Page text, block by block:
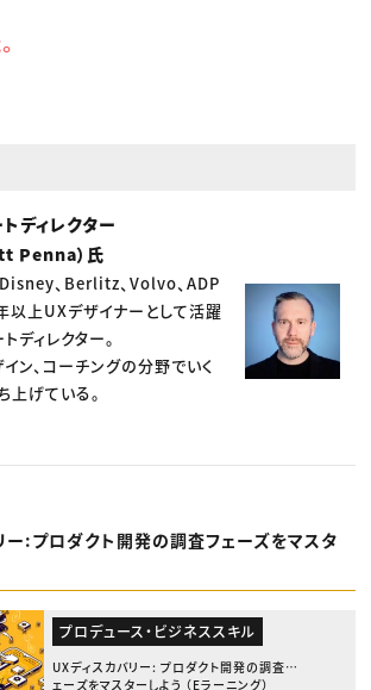
ディレクター
Penna）氏
、Berlitz、Volvo、ADP
以上UXデザイナーとして活躍
ディレクター。
ン、コーチングの分野でいく
上げている。
ー:プロダクト開発の調査フェーズをマスタ
プロデュース・ビジネススキル
UXディスカバリー: プロダクト開発の調査フ
ェーズをマスターしよう （Eラーニング）